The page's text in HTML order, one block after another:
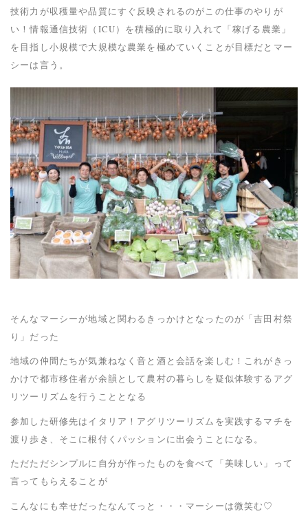
技術力が収穫量や品質にすぐ反映されるのがこの仕事のやりが
い！情報通信技術（ICU）を積極的に取り入れて「稼げる農業」
を目指し小規模で大規模な農業を極めていくことが目標だとマー
シーは言う。
そんなマーシーが地域と関わるきっかけとなったのが「吉田村祭
り」だった
地域の仲間たちが気兼ねなく音と酒と会話を楽しむ！これがきっ
かけで都市移住者が余韻として農村の暮らしを疑似体験するアグ
リツーリズムを行うこととなる
参加した研修先はイタリア！アグリツーリズムを実践するマチを
渡り歩き、そこに根付くパッションに出会うことになる。
ただただシンプルに自分が作ったものを食べて「美味しい」って
言ってもらえることが
こんなにも幸せだったなんてっと・・・マーシーは微笑む♡